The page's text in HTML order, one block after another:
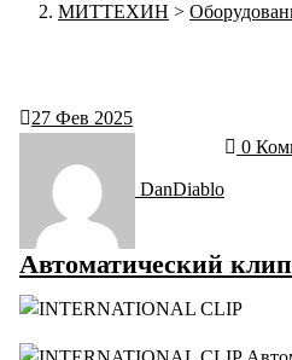
МИТТЕХИН >
27 Фев 2025
DanDiablo
0
Автоматический